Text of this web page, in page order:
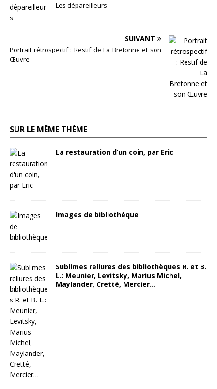
Les dépareilleurs
SUIVANT
Portrait rétrospectif : Restif de La Bretonne et son
Œuvre
SUR LE MÊME THÈME
La restauration d’un coin, par Eric
Images de bibliothèque
Sublimes reliures des bibliothèques R. et B.
L.: Meunier, Levitsky, Marius Michel,
Maylander, Cretté, Mercier…